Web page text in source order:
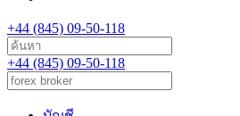
+44 (845) 09-50-118
+44 (845) 09-50-118